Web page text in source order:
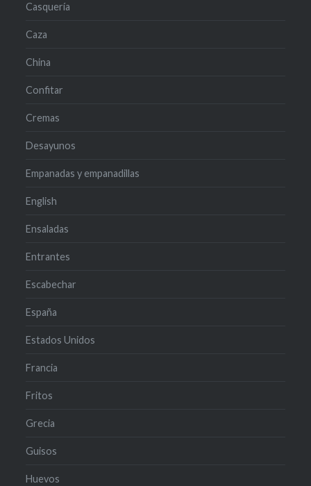
Casquería
Caza
China
Confitar
Cremas
Desayunos
Empanadas y empanadillas
English
Ensaladas
Entrantes
Escabechar
España
Estados Unidos
Francia
Fritos
Grecia
Guisos
Huevos